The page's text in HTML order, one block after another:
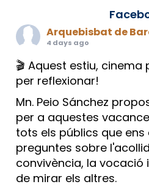
Arquebisbat de
4 days ago
🎬 Aquest estiu,
per reflexionar!
Mn. Peio Sánchez
per a aquestes
tots els públics que
preguntes sobre
convivència, la vocació
de mirar els altres.